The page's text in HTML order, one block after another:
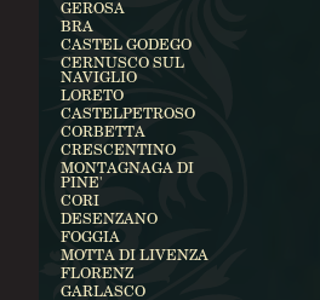
GEROSA
BRA
CASTEL GODEGO
CERNUSCO SUL
NAVIGLIO
LORETO
CASTELPETROSO
CORBETTA
CRESCENTINO
MONTAGNAGA DI
PINE'
CORI
DESENZANO
FOGGIA
MOTTA DI LIVENZA
FLORENZ
GARLASCO